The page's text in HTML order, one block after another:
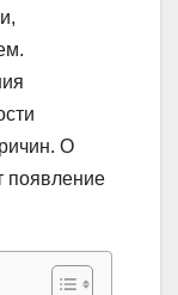
О
появление